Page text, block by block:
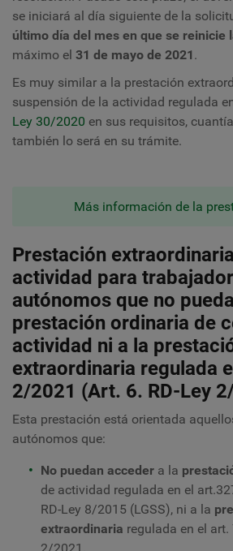
se iniciará al día siguiente de la
último día del mes en que se reinicie
máximo el 31 de mayo de 2021 .
Es muy similar a la prestación
suspensión de la actividad regulada
Ley 30/2020 en sus requisitos,
también lo será en su trámite.
Más información de la
Prestación
actividad para
autónomos que no
prestación ordinaria de
actividad ni a la
extraordinaria regulada
2/2021 (Art. 6. RD-Ley
Esta prestación está orientada
autónomos que:
No puedan acceder a la
de actividad regulada en el
RD-Ley 8/2015 (LGSS), ni a la
extraordinaria regulada en el art.